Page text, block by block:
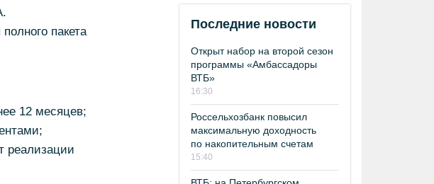
пакета
12 месяцев;
реализации
Последние новости
Открыт набор на второй сезон
программы «Амбассадоры
ВТБ»
16:30
Россельхозбанк повысил
максимальную доходность
по накопительным счетам
15:40